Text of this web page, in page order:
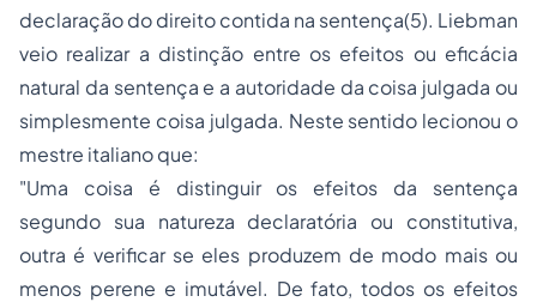
declaração do direito contida na sentença(5). Liebman
veio realizar a distinção entre os efeitos ou eficácia
natural da sentença e a autoridade da coisa julgada ou
simplesmente coisa julgada. Neste sentido lecionou o
mestre italiano que:
"Uma coisa é distinguir os efeitos da sentença
segundo sua natureza declaratória ou constitutiva,
outra é verificar se eles produzem de modo mais ou
menos perene e imutável. De fato, todos os efeitos